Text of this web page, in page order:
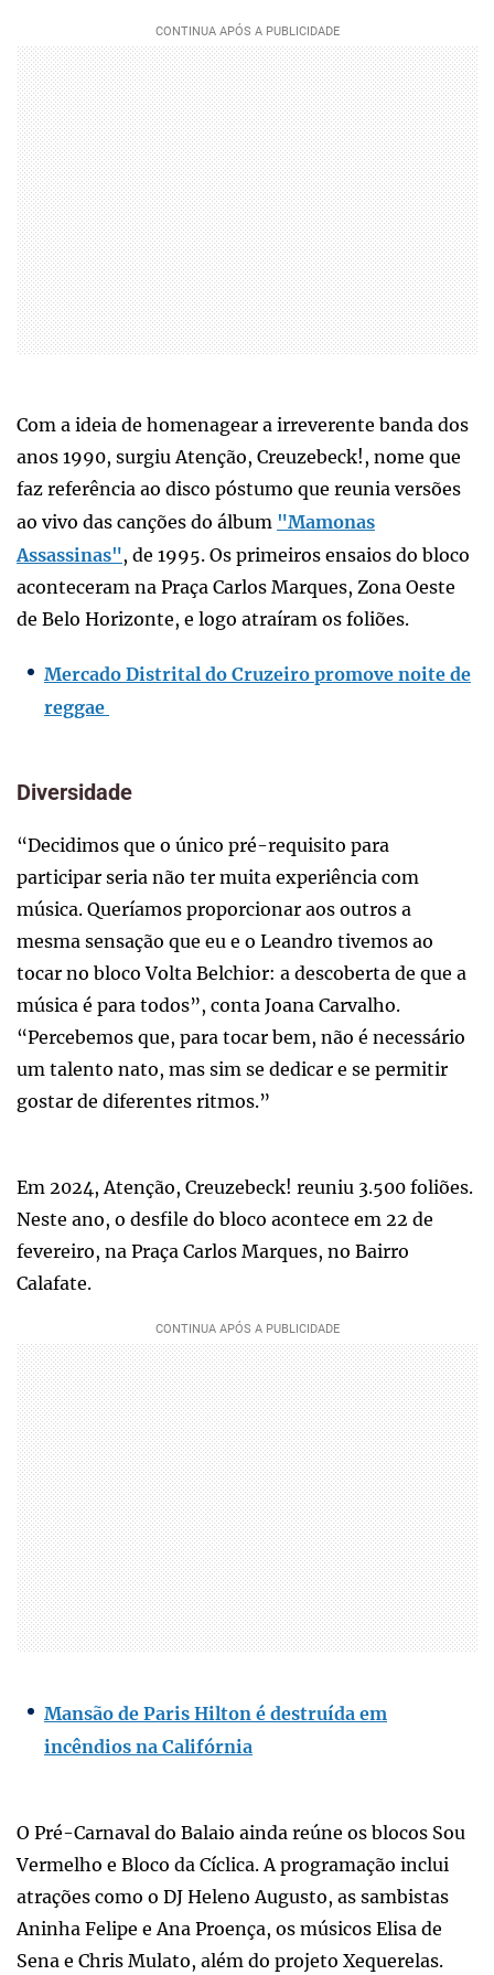
Com a ideia de homenagear a irreverente banda dos
anos 1990, surgiu Atenção, Creuzebeck!, nome que
faz referência ao disco póstumo que reunia versões
ao vivo das canções do álbum "Mamonas
Assassinas", de 1995. Os primeiros ensaios do bloco
aconteceram na Praça Carlos Marques, Zona Oeste
de Belo Horizonte, e logo atraíram os foliões.
Mercado Distrital do Cruzeiro promove noite de
reggae
Diversidade
“Decidimos que o único pré-requisito para
participar seria não ter muita experiência com
música. Queríamos proporcionar aos outros a
mesma sensação que eu e o Leandro tivemos ao
tocar no bloco Volta Belchior: a descoberta de que a
música é para todos”, conta Joana Carvalho.
“Percebemos que, para tocar bem, não é necessário
um talento nato, mas sim se dedicar e se permitir
gostar de diferentes ritmos.”
Em 2024, Atenção, Creuzebeck! reuniu 3.500 foliões.
Neste ano, o desfile do bloco acontece em 22 de
fevereiro, na Praça Carlos Marques, no Bairro
Calafate.
Mansão de Paris Hilton é destruída em
incêndios na Califórnia
O Pré-Carnaval do Balaio ainda reúne os blocos Sou
Vermelho e Bloco da Cíclica. A programação inclui
atrações como o DJ Heleno Augusto, as sambistas
Aninha Felipe e Ana Proença, os músicos Elisa de
Sena e Chris Mulato, além do projeto Xequerelas.